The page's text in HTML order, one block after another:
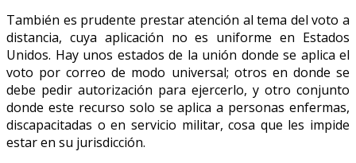
También es prudente prestar atención al tema del voto a
distancia, cuya aplicación no es uniforme en Estados
Unidos. Hay unos estados de la unión donde se aplica el
voto por correo de modo universal; otros en donde se
debe pedir autorización para ejercerlo, y otro conjunto
donde este recurso solo se aplica a personas enfermas,
discapacitadas o en servicio militar, cosa que les impide
estar en su jurisdicción.